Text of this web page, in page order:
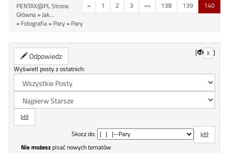
« 1 2 3 «» 138 139 140
PENTAX@PL Strona
Główna»Jak...
» Fotografia» Pary» Pary
Odpowiedz [ X ]
Wyświetl posty z ostatnich:
Skocz do:
Nie możeszpisać nowych tematów